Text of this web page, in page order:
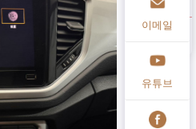
이메일
유튜브